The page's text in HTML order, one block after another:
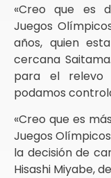
«Creo que es
Juegos
años, quien
cercana
para el relevo
podamos
«Creo que es
Juegos
la decisión de
Hisashi Miyabe,